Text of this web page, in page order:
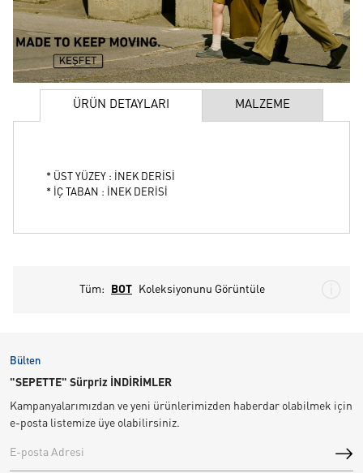
ÜRÜN DETAYLARI MALZEME
* ÜST YÜZEY : İNEK DERİSİ
* İÇ TABAN : İNEK DERİSİ
Tüm: BOT Koleksiyonunu Görüntüle
Bülten
"SEPETTE" Sürpriz İNDİRİMLER
Kampanyalarımızdan ve yeni ürünlerimizden haberdar olabilmek için
e-posta listemize üye olabilirsiniz.